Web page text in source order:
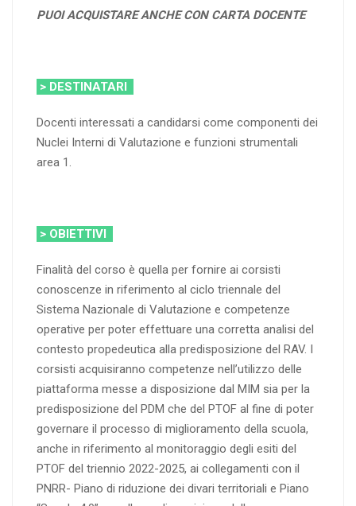
PUOI ACQUISTARE ANCHE CON CARTA DOCENTE
> DESTINATARI
Docenti interessati a candidarsi come componenti dei
Nuclei Interni di Valutazione e funzioni strumentali
area 1.
> OBIETTIVI
Finalità del corso è quella per fornire ai corsisti
conoscenze in riferimento al ciclo triennale del
Sistema Nazionale di Valutazione e competenze
operative per poter effettuare una corretta analisi del
contesto propedeutica alla predisposizione del RAV. I
corsisti acquisiranno competenze nell’utilizzo delle
piattaforma messe a disposizione dal MIM sia per la
predisposizione del PDM che del PTOF al fine di poter
governare il processo di miglioramento della scuola,
anche in riferimento al monitoraggio degli esiti del
PTOF del triennio 2022-2025, ai collegamenti con il
PNRR- Piano di riduzione dei divari territoriali e Piano